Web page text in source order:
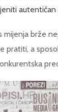
autentičan
mijenja brže
pratiti, a